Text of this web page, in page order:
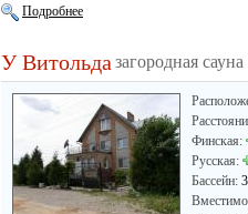
Подробнее
У Витольда загородная сауна
Финская:
Русская:
Бассейн: